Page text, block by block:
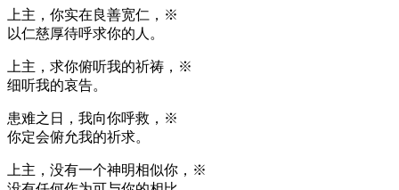
上主，你实在良善宽仁，※
以仁慈厚待呼求你的人。
上主，求你俯听我的祈祷，※
细听我的哀告。
患难之日，我向你呼救，※
你定会俯允我的祈求。
上主，没有一个神明相似你，※